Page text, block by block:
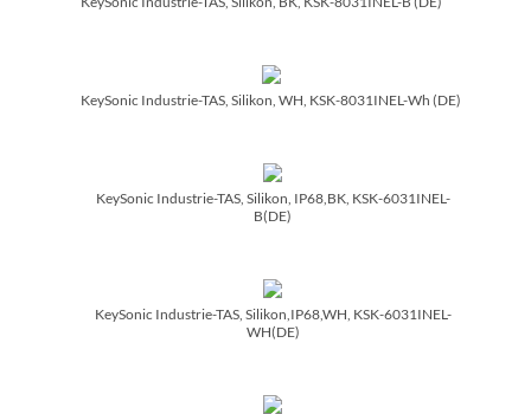
KeySonic Industrie-TAS, Silikon, WH, KSK-8031INEL-Wh (DE)
KeySonic Industrie-TAS, Silikon, IP68,BK, KSK-6031INEL-
B(DE)
KeySonic Industrie-TAS, Silikon,IP68,WH, KSK-6031INEL-
WH(DE)